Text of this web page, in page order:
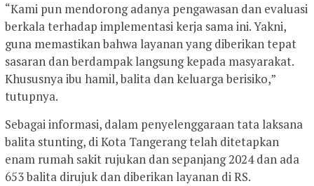
“Kami pun mendorong adanya pengawasan dan evaluasi
berkala terhadap implementasi kerja sama ini. Yakni,
guna memastikan bahwa layanan yang diberikan tepat
sasaran dan berdampak langsung kepada masyarakat.
Khususnya ibu hamil, balita dan keluarga berisiko,”
tutupnya.
Sebagai informasi, dalam penyelenggaraan tata laksana
balita stunting, di Kota Tangerang telah ditetapkan
enam rumah sakit rujukan dan sepanjang 2024 dan ada
653 balita dirujuk dan diberikan layanan di RS.